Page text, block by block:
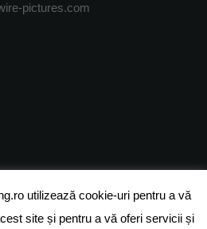
pictures.com
All rights reserved.
utilizează cookie-uri pentru a vă
site și pentru a vă oferi servicii și